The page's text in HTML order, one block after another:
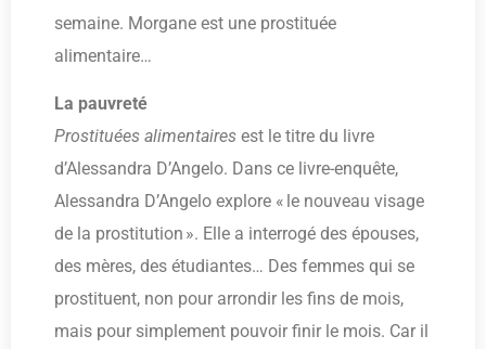
semaine. Morgane est une prostituée
alimentaire…
La pauvreté
Prostituées alimentaires est le titre du livre
d’Alessandra D’Angelo. Dans ce livre-enquête,
Alessandra D’Angelo explore « le nouveau visage
de la prostitution ». Elle a interrogé des épouses,
des mères, des étudiantes… Des femmes qui se
prostituent, non pour arrondir les fins de mois,
mais pour simplement pouvoir finir le mois. Car il